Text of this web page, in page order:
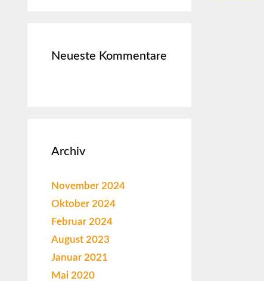
Neueste Kommentare
Archiv
November 2024
Oktober 2024
Februar 2024
August 2023
Januar 2021
Mai 2020